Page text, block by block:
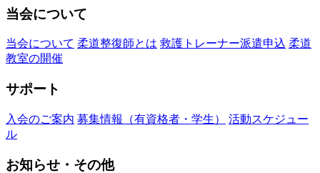
当会について
当会について 柔道整復師とは 救護トレーナー派遣申込 柔道
教室の開催
サポート
入会のご案内 募集情報（有資格者・学生）
活動スケジュー
ル
お知らせ・その他